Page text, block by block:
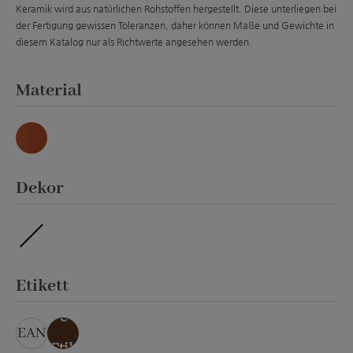
Keramik wird aus natürlichen Rohstoffen hergestellt. Diese unterliegen bei
der Fertigung gewissen Toleranzen, daher können Maße und Gewichte in
diesem Katalog nur als Richtwerte angesehen werden.
Materialauswählen
Natur
Dekorauswählen
Etikettauswählen
EAN
ohn
e
Etik